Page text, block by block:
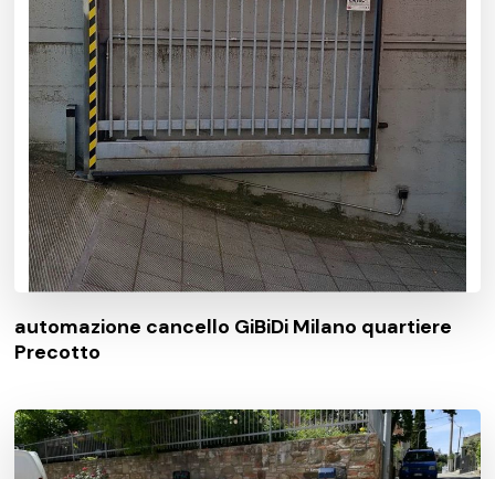
automazione cancello GiBiDi Milano quartiere
Precotto